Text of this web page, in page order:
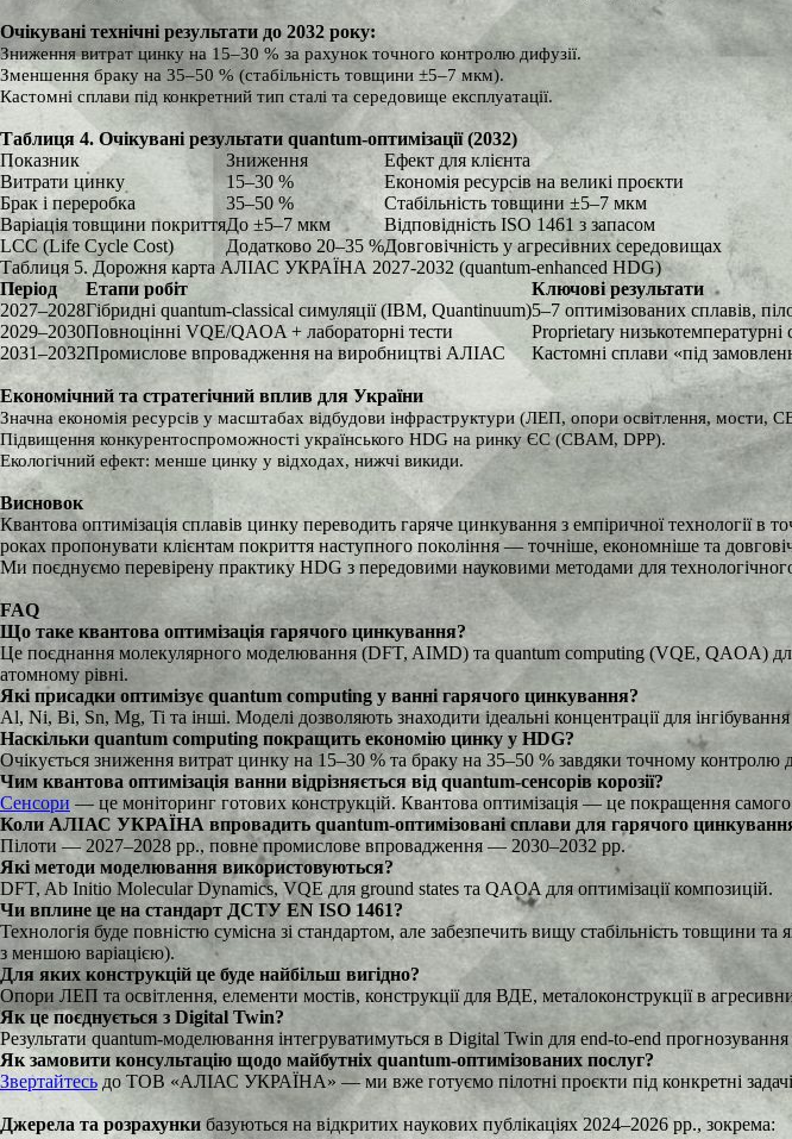
Очікувані технічні результати до 2032 року:
Зниження витрат цинку на 15–30 % за рахунок точного контролю дифузії.
Зменшення браку на 35–50 % (стабільність товщини ±5–7 мкм).
Кастомні сплави під конкретний тип сталі та середовище експлуатації.
Таблиця 4. Очікувані результати quantum-оптимізації (2032)
Показник
Зниження
Ефект для клієнта
Витрати цинку
15–30 %
Економія ресурсів на великі проєкти
Брак і переробка
35–50 %
Стабільність товщини ±5–7 мкм
Варіація товщини покриттяДо ±5–7 мкм
Відповідність ISO 1461 з запасом
LCC (Life Cycle Cost)
Додатково 20–35 %Довговічність у агресивних середовищах
Таблиця 5. Дорожня карта АЛІАС УКРАЇНА 2027-2032 (quantum-enhanced HDG)
Період
Етапи робіт Ключові результати
2027–2028Гібридні quantum-classical симуляції (IBM, Quantinuum)5–7 оптимізованих сплавів,
2029–2030Повноцінні VQE/QAOA + лабораторні тести Proprietary низькотемпературні
2031–2032Промислове впровадження на виробництві АЛІАС Кастомні сплави «під
Економічний та стратегічний вплив для України
Значна економія ресурсів у масштабах відбудови інфраструктури (ЛЕП, опори освітлення, мости,
Підвищення конкурентоспроможності українського HDG на ринку ЄС (CBAM, DPP).
Екологічний ефект: менше цинку у відходах, нижчі викиди.
Висновок
Квантова оптимізація сплавів цинку переводить гаряче цинкування з емпіричної технології в
роках пропонувати клієнтам покриття наступного покоління — точніше, економніше та
Ми поєднуємо перевірену практику HDG з передовими науковими методами для
FAQ
Що таке квантова оптимізація гарячого цинкування?
Це поєднання молекулярного моделювання (DFT, AIMD) та quantum computing (VQE, QAOA)
атомному рівні.
Які присадки оптимізує quantum computing у ванні гарячого цинкування?
Al, Ni, Bi, Sn, Mg, Ti та інші. Моделі дозволяють знаходити ідеальні концентрації для
Наскільки quantum computing покращить економію цинку у HDG?
Очікується зниження витрат цинку на 15–30 % та браку на 35–50 % завдяки точному контролю
Чим квантова оптимізація ванни відрізняється від quantum-сенсорів корозії?
Сенсори — це моніторинг готових конструкцій. Квантова оптимізація — це покращення
Коли АЛІАС УКРАЇНА впровадить quantum-оптимізовані сплави для гарячого
Пілоти — 2027–2028 рр., повне промислове впровадження — 2030–2032 рр.
Які методи моделювання використовуються?
DFT, Ab Initio Molecular Dynamics, VQE для ground states та QAOA для оптимізації композицій.
Чи вплине це на стандарт ДСТУ EN ISO 1461?
Технологія буде повністю сумісна зі стандартом, але забезпечить вищу стабільність товщини
з меншою варіацією).
Для яких конструкцій це буде найбільш вигідно?
Опори ЛЕП та освітлення, елементи мостів, конструкції для ВДЕ, металоконструкції в
Як це поєднується з Digital Twin?
Результати quantum-моделювання інтегруватимуться в Digital Twin для end-to-end прогнозування
Як замовити консультацію щодо майбутніх quantum-оптимізованих послуг?
Звертайтесь до ТОВ «АЛІАС УКРАЇНА» — ми вже готуємо пілотні проєкти під конкретні задачі
Джерела та розрахункибазуються на відкритих наукових публікаціях 2024–2026 рр., зокрема: